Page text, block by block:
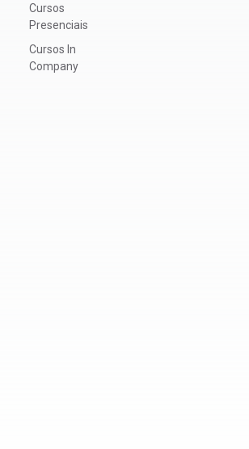
Cursos
Presenciais
Cursos In
Company